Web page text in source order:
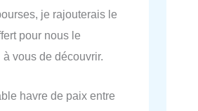
je rajouterais le
pour nous le
vous de découvrir.
havre de paix entre